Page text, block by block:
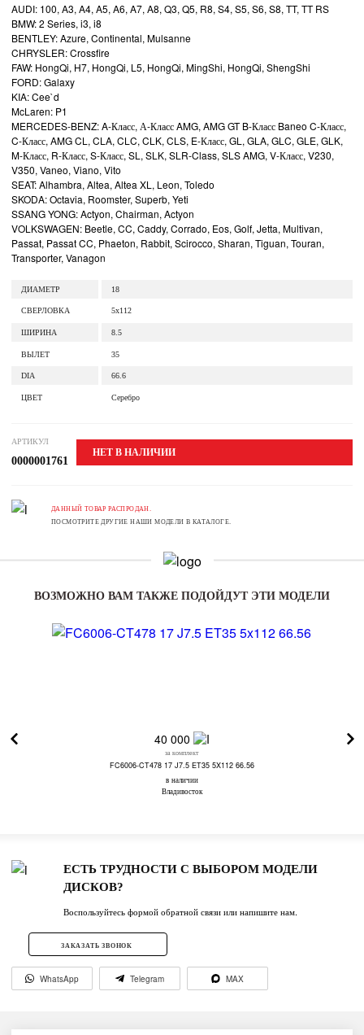
AUDI: 100, A3, A4, A5, A6, A7, A8, Q3, Q5, R8, S4, S5, S6, S8, TT, TT RS
BMW: 2 Series, i3, i8
BENTLEY: Azure, Continental, Mulsanne
CHRYSLER: Crossfire
FAW: HongQi, H7, HongQi, L5, HongQi, MingShi, HongQi, ShengShi
FORD: Galaxy
KIA: Cee`d
McLaren: P1
MERCEDES-BENZ: A-Класс, А-Класс AMG, AMG GT B-Класс Baneo C-Класс,
C-Класс, AMG CL, CLA, CLC, CLK, CLS, E-Класс, GL, GLA, GLC, GLE, GLK,
M-Класс, R-Класс, S-Класс, SL, SLK, SLR-Class, SLS AMG, V-Класс, V230,
V350, Vaneo, Viano, Vito
SEAT: Alhambra, Altea, Altea XL, Leon, Toledo
SKODA: Octavia, Roomster, Superb, Yeti
SSANG YONG: Actyon, Chairman, Actyon
VOLKSWAGEN: Beetle, CC, Caddy, Corrado, Eos, Golf, Jetta, Multivan,
Passat, Passat CC, Phaeton, Rabbit, Scirocco, Sharan, Tiguan, Touran,
Transporter, Vanagon
ДИАМЕТР 18
СВЕРЛОВКА 5x112
ШИРИНА 8.5
ВЫЛЕТ 35
DIA 66.6
ЦВЕТ Серебро
АРТИКУЛ
0000001761
НЕТ В НАЛИЧИИ
ДАННЫЙ ТОВАР РАСПРОДАН.
ПОСМОТРИТЕ ДРУГИЕ НАШИ МОДЕЛИ В КАТАЛОГЕ.
ВОЗМОЖНО ВАМ ТАКЖЕ ПОДОЙДУТ ЭТИ МОДЕЛИ
40 000
за комплект
FC6006-CT478 17 J7.5 ET35 5X112 66.56
в наличии
Владивосток
ЕСТЬ ТРУДНОСТИ С ВЫБОРОМ МОДЕЛИ
ДИСКОВ?
Воспользуйтесь формой обратной связи или напишите нам.
ЗАКАЗАТЬ ЗВОНОК
WhatsApp Telegram MAX